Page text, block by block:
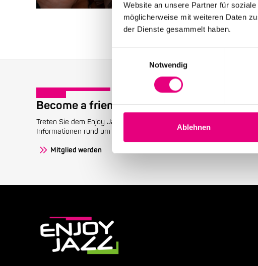
Website an unsere Partner für
möglicherweise mit weiteren Daten
der Dienste gesammelt haben.
Notwendig
Ablehnen
Become a friend!
Treten Sie dem Enjoy Jazz-Freundeskreis bei und erhalten Sie
Informationen rund um das Festival.
Mitglied werden